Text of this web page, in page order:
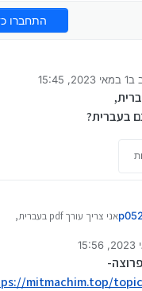
התחברו
ב1 במאי 2023, 15:45
לאחרונה על ידי
בעברית?
אני צריך עורך pdf בעברית,
על ידי
mitmachim.top/